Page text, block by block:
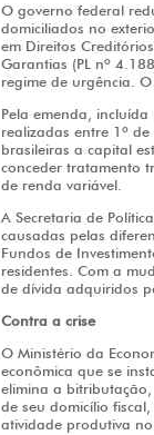
O governo federal
domiciliados no
em Direitos
Garantias (PL nº
regime de urgência.
Pela emenda,
realizadas entre 1º
brasileiras a capital
conceder tratamento
de renda variável.
A Secretaria de
causadas pelas
Fundos de
residentes. Com a
de dívida adquiridos
Contra a crise
O Ministério da
econômica que se
elimina a
de seu domicílio
atividade produtiva no